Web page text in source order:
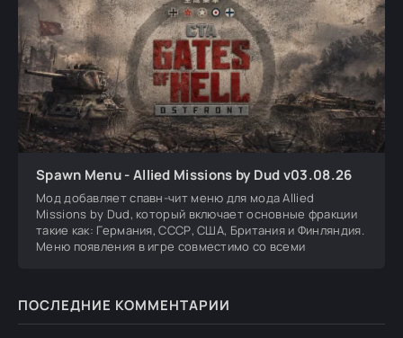
Spawn Menu - Allied Missions by Dud v03.08.26
Мод добавляет спавн-чит меню для мода Allied
Missions by Dud, который включает основные фракции
такие как: Германия, СССР, США, Британия и Финляндия.
Меню появления в игре совместимо со всеми
ПОСЛЕДНИЕ КОММЕНТАРИИ